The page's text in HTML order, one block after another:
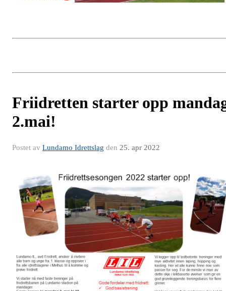
Friidretten starter opp
2.mai!
Postet av Lundamo Idrettslag den 25. apr 2022